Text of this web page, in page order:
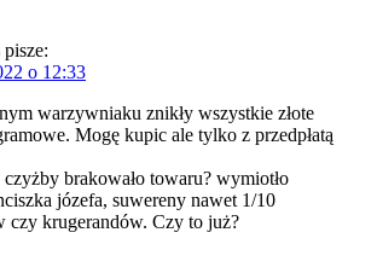
pisze:
o 12:33
warzywniaku znikły wszystkie złote
Mogę kupic ale tylko z przedpłatą
czyżby brakowało towaru? wymiotło
józefa, suwereny nawet 1/10
czy krugerandów. Czy to już?